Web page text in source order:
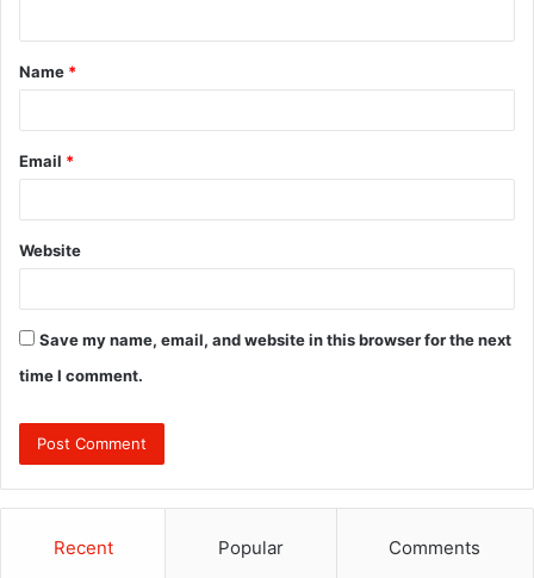
t
*
Name *
Email *
Website
Save my name, email, and website in this browser for the next
time I comment.
Recent Popular Comments